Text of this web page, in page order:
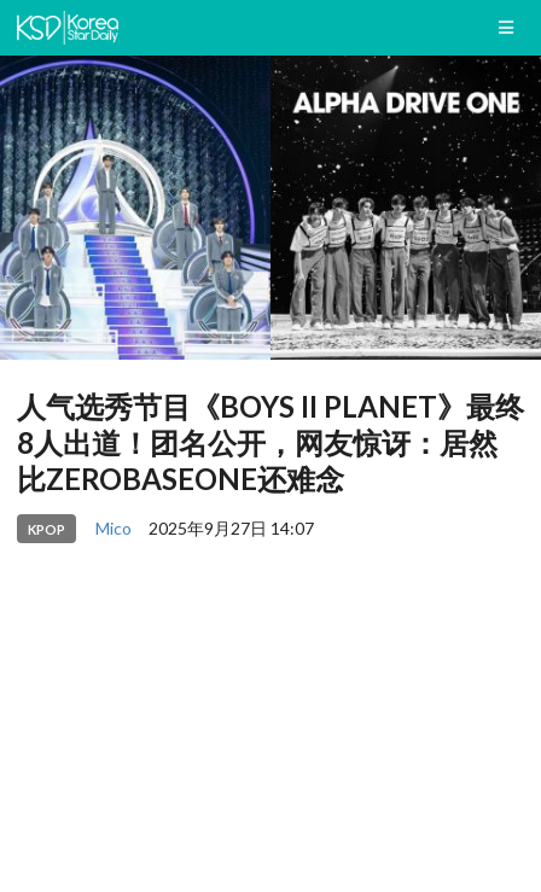
人气选秀节目《BOYS II PLANET》最终
8人出道！团名公开，网友惊讶：居然
比ZEROBASEONE还难念
KPOP Mico 2025年9月27日 14:07